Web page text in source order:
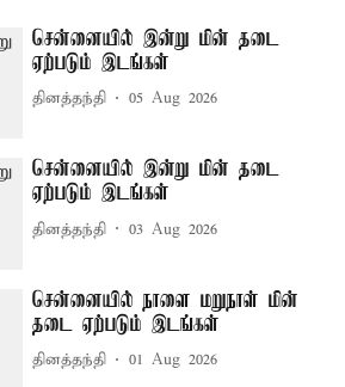
சென்னையில் இன்று மின் தடை
ஏற்படும் இடங்கள்
தினத்தந்தி 05 Aug 2026
சென்னையில் இன்று மின் தடை
ஏற்படும் இடங்கள்
தினத்தந்தி 03 Aug 2026
சென்னையில் நாளை மறுநாள் மின்
தடை ஏற்படும் இடங்கள்
தினத்தந்தி 01 Aug 2026